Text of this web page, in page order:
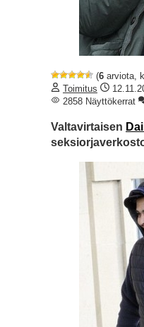
(6 arviota,
Toimitus
2858 Näyttökerrat
Valtavirtaisen